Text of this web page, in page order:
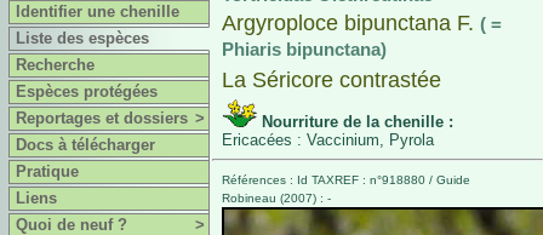
Identifier une chenille
Liste des espèces
Recherche
Espèces protégées
Reportages et dossiers >
Docs à télécharger
Pratique
Liens
Quoi de neuf ?
>
Argyroploce bipunctana F. ( =
Phiaris bipunctana)
La Séricore contrastée
Nourriture de la chenille :
Ericacées : Vaccinium, Pyrola
Références : Id TAXREF : n°918880 / Guide
Robineau (2007) : -